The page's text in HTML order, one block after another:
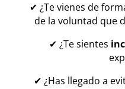
✔ ¿Te vienes de
de la voluntad que
✔ ¿Tesientes
✔ ¿Has llegado a